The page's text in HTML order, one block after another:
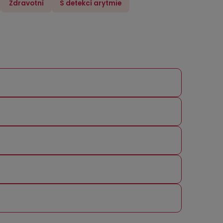
Zdravotní
S detekcí arytmie